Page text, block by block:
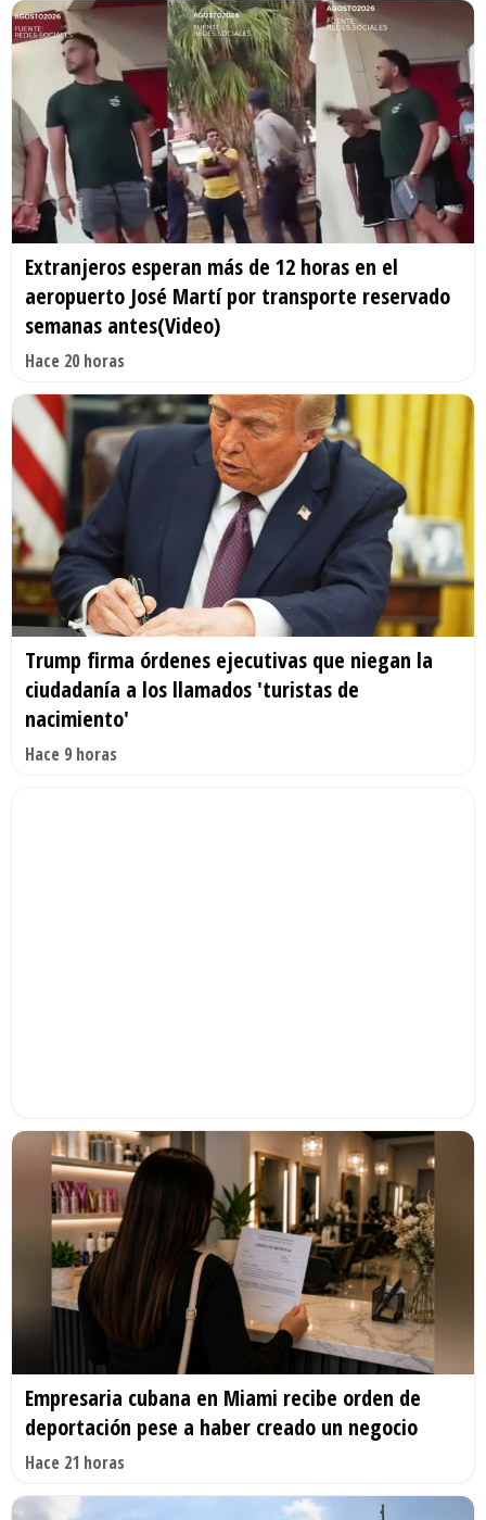
Extranjeros esperan más de 12 horas en el
aeropuerto José Martí por transporte reservado
semanas antes(Video)
Hace 20 horas
Trump firma órdenes ejecutivas que niegan la
ciudadanía a los llamados 'turistas de
nacimiento'
Hace 9 horas
Empresaria cubana en Miami recibe orden de
deportación pese a haber creado un negocio
Hace 21 horas